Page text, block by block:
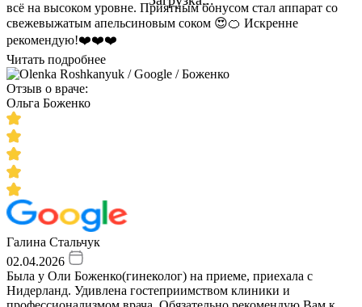
всё на высоком уровне. Приятным бонусом стал аппарат со
свежевыжатым апельсиновым соком 😍🍊 Искренне
рекомендую!❤️❤️❤️
Читать подробнее
Отзыв о враче:
Ольга Боженко
Галина Стальчук
02.04.2026
Была у Оли Боженко(гинеколог) на приеме, приехала с
Нидерланд. Удивлена гостеприимством клиники и